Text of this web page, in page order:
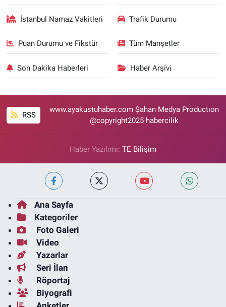
İstanbul Namaz Vakitleri Trafik Durumu
Puan Durumu ve Fikstür Tüm Manşetler
Son Dakika Haberleri Haber Arşivi
RSS
www.ayakustuhaber.com Şahan Medya Productıon
@copyright2025 habercilik
Haber Yazılımı: TE Bilişim
Ana Sayfa
Kategoriler
Foto Galeri
Video
Yazarlar
Seri İlan
Röportaj
Biyografi